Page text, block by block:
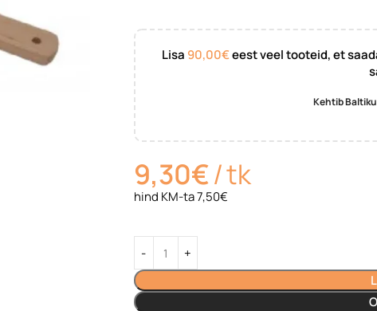
Lisa 90,00€eest veel tooteid, et
Kehtib
9,30€ tk
hind KM-ta 7,50€